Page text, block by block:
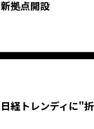
新拠点開設
日経トレンディに"